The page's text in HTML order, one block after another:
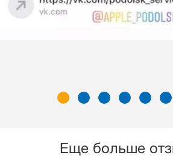
Еще больше